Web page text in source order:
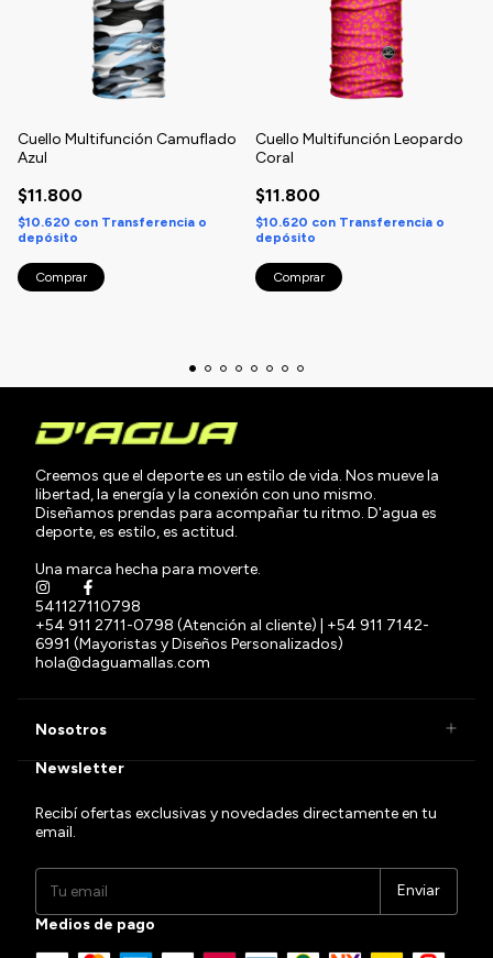
Cuello Multifunción Camuflado
Azul
$11.800
$10.620 con Transferencia o
depósito
Cuello Multifunción Leopardo
Coral
$11.800
$10.620 con Transferencia o
depósito
Creemos que el deporte es un estilo de vida. Nos mueve la
libertad, la energía y la conexión con uno mismo.
Diseñamos prendas para acompañar tu ritmo. D'agua es
deporte, es estilo, es actitud.
Una marca hecha para moverte.
541127110798
+54 911 2711-0798 (Atención al cliente) | +54 911 7142-
6991 (Mayoristas y Diseños Personalizados)
hola@daguamallas.com
Nosotros
Newsletter
Recibí ofertas exclusivas y novedades directamente en tu
email.
Medios de pago